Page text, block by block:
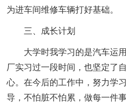
为进车间维修车辆打好基础。
三、成长计划
大学时我学习的是汽车运
厂实习过一段时间，也坚定了
心。在今后的工作中，努力学
导，不怕脏不怕累，做每一件